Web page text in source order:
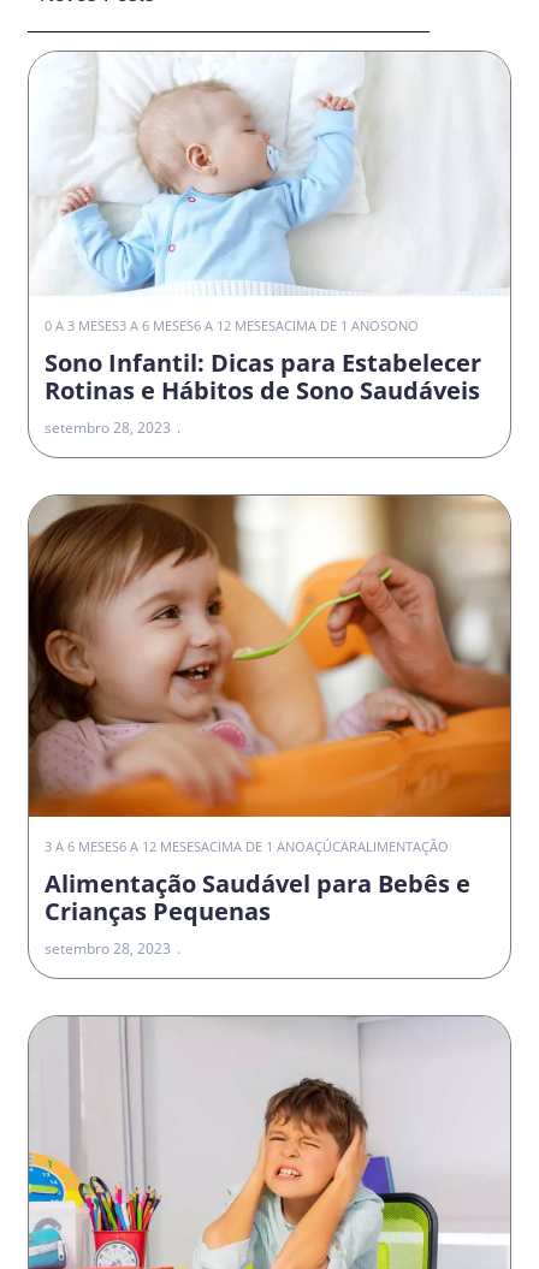
0 A 3 MESES3 A 6 MESES6 A 12 MESESACIMA DE 1 ANOSONO
Sono Infantil: Dicas para Estabelecer
Rotinas e Hábitos de Sono Saudáveis
setembro 28, 2023
3 A 6 MESES6 A 12 MESESACIMA DE 1 ANOAÇÚCARALIMENTAÇÃO
Alimentação Saudável para Bebês e
Crianças Pequenas
setembro 28, 2023